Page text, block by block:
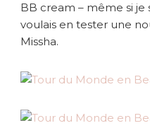
BB cream – même si je
voulais en tester une
Missha.